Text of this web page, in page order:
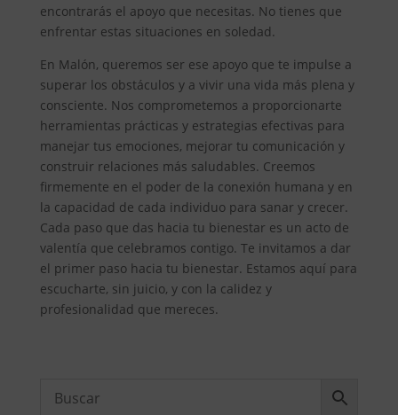
encontrarás el apoyo que necesitas. No tienes que
enfrentar estas situaciones en soledad.
En Malón, queremos ser ese apoyo que te impulse a
superar los obstáculos y a vivir una vida más plena y
consciente. Nos comprometemos a proporcionarte
herramientas prácticas y estrategias efectivas para
manejar tus emociones, mejorar tu comunicación y
construir relaciones más saludables. Creemos
firmemente en el poder de la conexión humana y en
la capacidad de cada individuo para sanar y crecer.
Cada paso que das hacia tu bienestar es un acto de
valentía que celebramos contigo. Te invitamos a dar
el primer paso hacia tu bienestar. Estamos aquí para
escucharte, sin juicio, y con la calidez y
profesionalidad que mereces.